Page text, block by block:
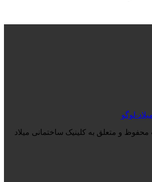
و متعلق به کلینیک ساختمانی میلاد